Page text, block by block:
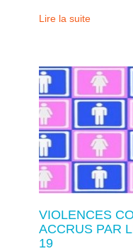
Lire la suite
VIOLENCES
ACCRUS PAR
19